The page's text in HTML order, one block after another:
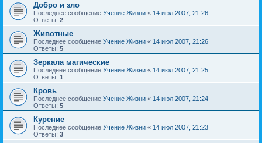
Добро и зло
Последнее сообщение Учение Жизни « 14 июл 2007, 21:26
Ответы: 2
Животные
Последнее сообщение Учение Жизни « 14 июл 2007, 21:26
Ответы: 5
Зеркала магические
Последнее сообщение Учение Жизни « 14 июл 2007, 21:25
Ответы: 1
Кровь
Последнее сообщение Учение Жизни « 14 июл 2007, 21:24
Ответы: 5
Курение
Последнее сообщение Учение Жизни « 14 июл 2007, 21:23
Ответы: 3